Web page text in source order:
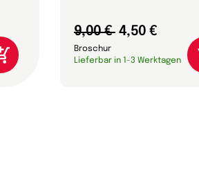
9,00 € 4,50 €
Broschur
Lieferbar in 1-3 Werktagen